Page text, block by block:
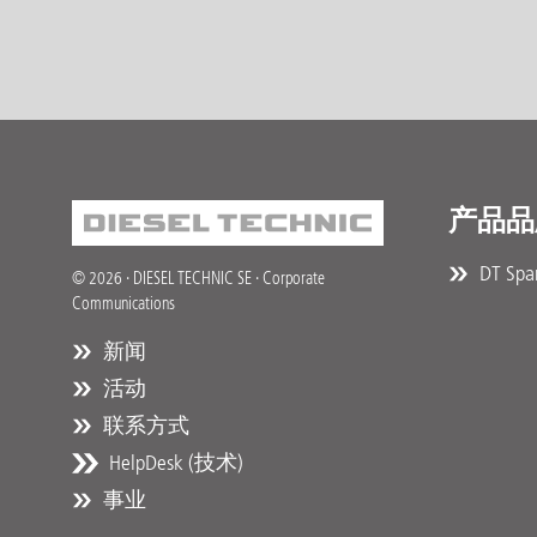
© 2026 · DIESEL TECHNIC SE · Corporate
Communications
新闻
活动
联系方式
HelpDesk (技术)
事业
产品
DT